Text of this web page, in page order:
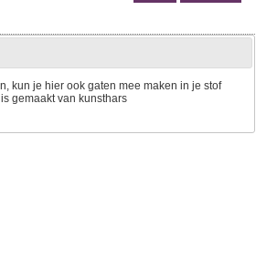
kun je hier ook gaten mee maken in je stof
gemaakt van kunsthars